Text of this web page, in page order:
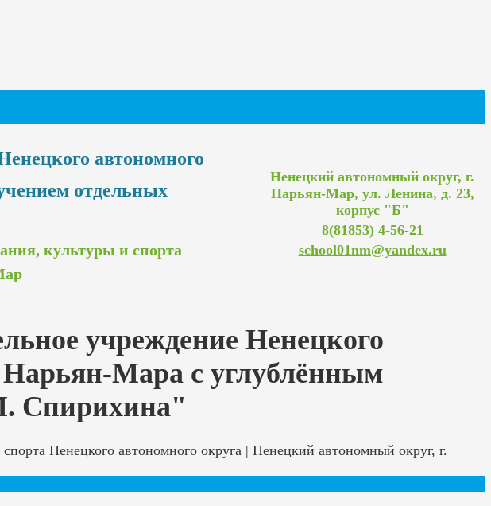
автономного
отдельных
культуры и спорта
Ненецкий автономный округ, г.
Нарьян-Мар, ул. Ленина, д. 23,
корпус "Б"
8(81853) 4-56-21
school01nm@yandex.ru
учреждение Ненецкого
Мара с углублённым
Спирихина"
Ненецкого автономного округа | Ненецкий автономный округ, г.